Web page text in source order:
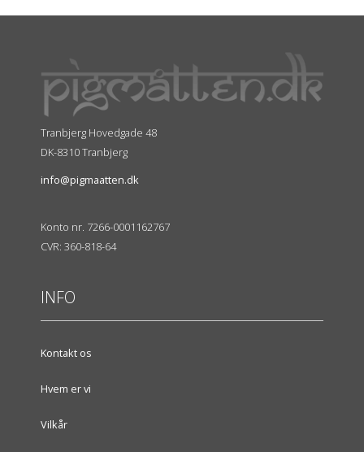
Tranbjerg Hovedgade 48
DK-8310 Tranbjerg
info@pigmaatten.dk
Konto nr. 7266-0001162767
CVR: 360-818-64
INFO
Kontakt os
Hvem er vi
Vilkår